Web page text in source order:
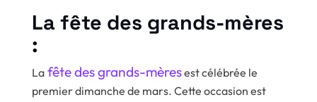
La fête des grands-mères
:
Lafête des grands-mèresest célébrée le
premier dimanche de mars. Cette occasion est